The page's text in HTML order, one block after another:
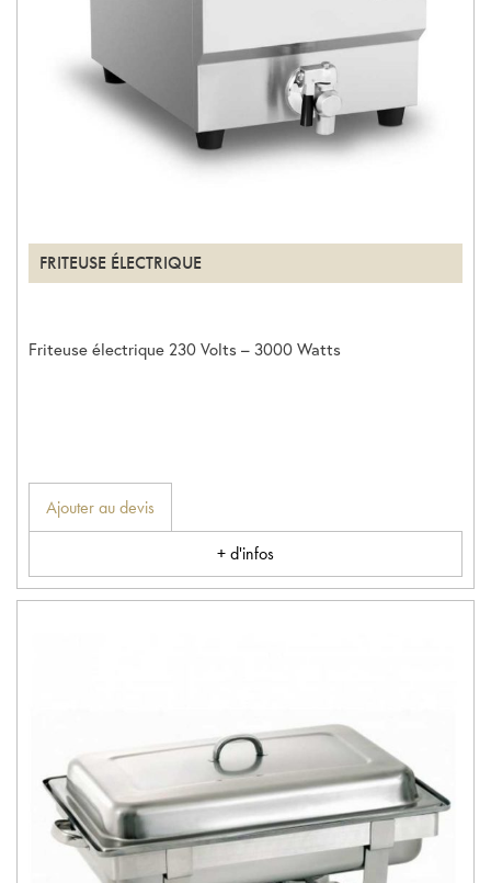
FRITEUSE ÉLECTRIQUE
Friteuse électrique 230 Volts – 3000 Watts
Ajouter au devis
+ d'infos